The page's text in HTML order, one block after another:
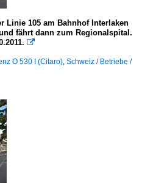
Linie 105 am Bahnhof Interlaken
fährt dann zum Regionalspital.

O 530 I (Citaro), Schweiz / Betriebe /